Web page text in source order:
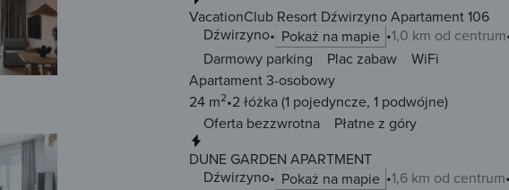
VacationClub Resort Dźwirzyno Apartament 106
Dźwirzyno
Pokaż na mapie 1,0 km od centrum
Darmowy parking Plac zabaw
WiFi
Apartament 3-osobowy
24 m2 2 łóżka(1 pojedyncze, 1 podwójne)
Oferta bezzwrotna
Płatne z góry
DUNE GARDEN APARTMENT
Dźwirzyno
Pokaż na mapie 1,6 km od centrum